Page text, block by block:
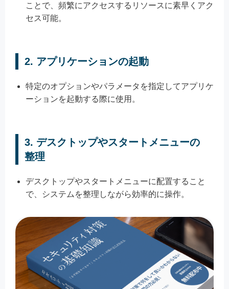
ことで、頻繁にアクセスするリソースに素早くアク
セス可能。
2. アプリケーションの起動
特定のオプションやパラメータを指定してアプリケ
ーションを起動する際に使用。
3. デスクトップやスタートメニューの
整理
デスクトップやスタートメニューに配置すること
で、システムを整理しながら効率的に操作。